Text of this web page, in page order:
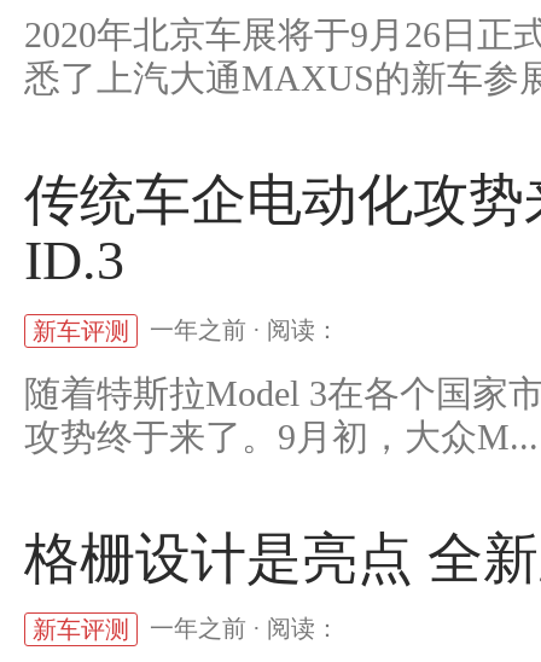
2020年北京车展将于9月26日正
悉了上汽大通MAXUS的新车参
传统车企电动化攻势
ID.3
新车评测 一年之前 · 阅读：
随着特斯拉Model 3在各个国家
攻势终于来了。9月初，大众M...
格栅设计是亮点 全
新车评测 一年之前 · 阅读：